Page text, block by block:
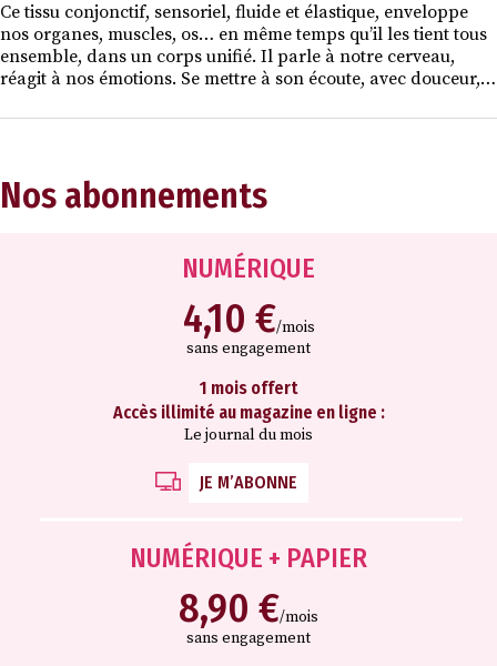
Ce tissu conjonctif, sensoriel, fluide et élastique, enveloppe
nos organes, muscles, os… en même temps qu’il les tient tous
ensemble, dans un corps unifié. Il parle à notre cerveau,
réagit à nos émotions. Se mettre à son écoute, avec douceur,…
Nos abonnements
NUMÉRIQUE
4,10 €/mois
sans engagement
1 mois offert
Accès illimité au magazine en ligne :
Le journal du mois
JE M’ABONNE
NUMÉRIQUE + PAPIER
8,90 €/mois
sans engagement